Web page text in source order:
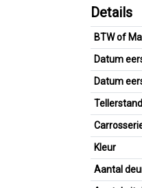
Details
BTW of
Datum
Datum
Tellerstand
Kleur
Aantal